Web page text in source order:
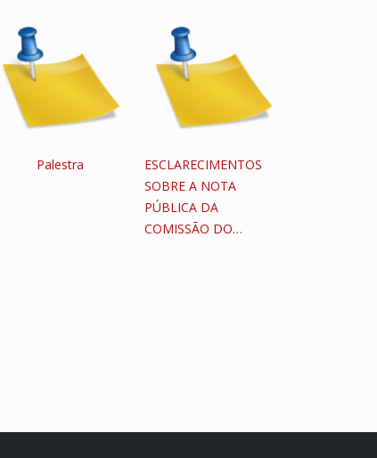
Palestra
ESCLARECIMENTOS
SOBRE A NOTA
PÚBLICA DA
COMISSÃO DO…